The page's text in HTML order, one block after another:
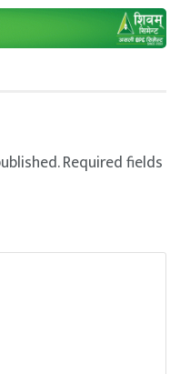
Required fields